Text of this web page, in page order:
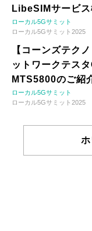
LibeSIMサービス
ローカル5Gサミット
ローカル5Gサミット2025
【コーンズテ
ットワークテス
MTS5800のご紹
ローカル5Gサミット
ローカル5Gサミット2025